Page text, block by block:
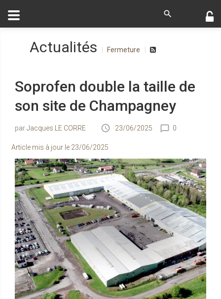
Actualités Fermeture
Soprofen double la taille de
son site de Champagney
Jacques LE CORRE 23/06/2025 0
Article mis à jour le 23/06/2025